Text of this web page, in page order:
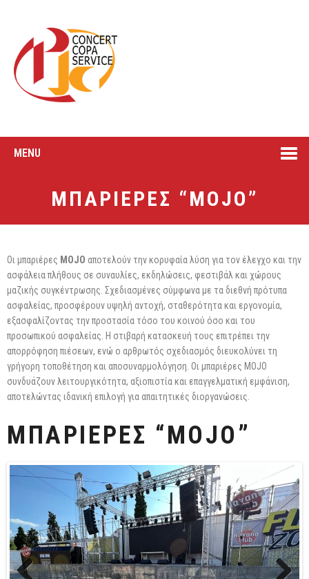
MENU
ΜΠΑΡΙΕΡΕΣ “MOJO”
Οι μπαριέρες MOJO αποτελούν την κορυφαία λύση για τον έλεγχο και την
ασφάλεια πλήθους σε συναυλίες, εκδηλώσεις, φεστιβάλ και χώρους
μαζικής συγκέντρωσης. Σχεδιασμένες σύμφωνα με τα διεθνή πρότυπα
ασφαλείας, προσφέρουν υψηλή αντοχή, σταθερότητα και εργονομία,
εξασφαλίζοντας την προστασία τόσο του κοινού όσο και του
προσωπικού ασφαλείας. Η στιβαρή κατασκευή τους επιτρέπει την
απορρόφηση πιέσεων, ενώ ο αρθρωτός σχεδιασμός διευκολύνει τη
γρήγορη τοποθέτηση και αποσυναρμολόγηση. Οι μπαριέρες MOJO
συνδυάζουν λειτουργικότητα, αξιοπιστία και επαγγελματική εμφάνιση,
αποτελώντας ιδανική επιλογή για απαιτητικές διοργανώσεις.
ΜΠΑΡΙΕΡΕΣ “MOJO”